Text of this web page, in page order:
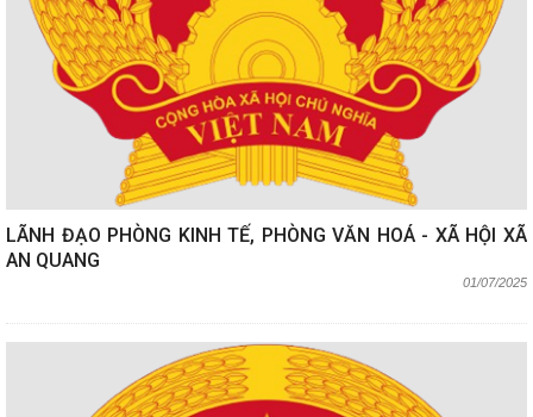
LÃNH ĐẠO PHÒNG KINH TẾ, PHÒNG VĂN HOÁ - XÃ HỘI XÃ
AN QUANG
01/07/2025